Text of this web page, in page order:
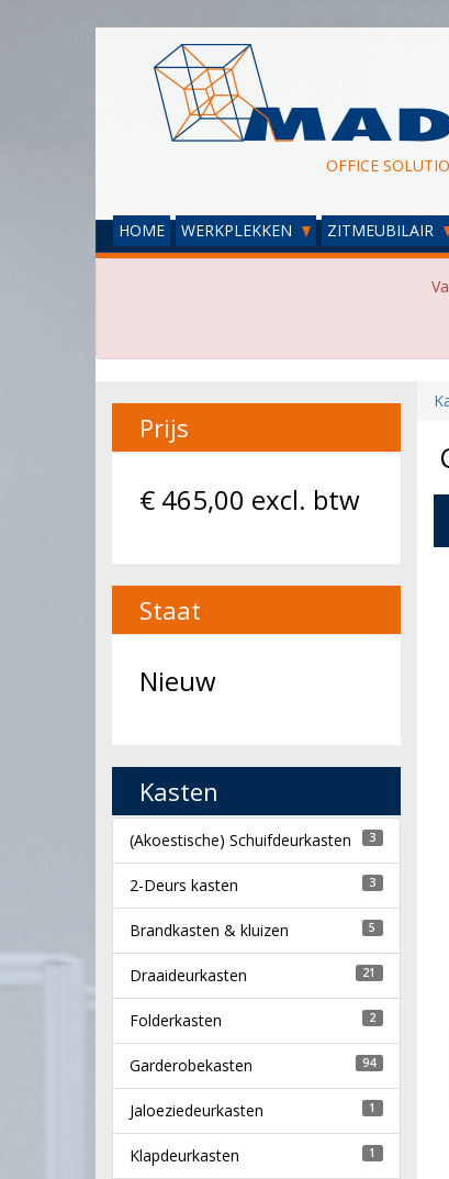
OFFICE
HOME WERKPLEKKEN ZITMEUBILAIR
Prijs
€ 465,00 excl. btw
Staat
Nieuw
Kasten
(Akoestische) Schuifdeurkasten 3
2-Deurs kasten 3
Brandkasten & kluizen 5
Draaideurkasten 21
Folderkasten 2
Garderobekasten 94
Jaloeziedeurkasten 1
Klapdeurkasten 1